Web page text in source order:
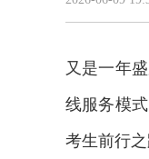
又是一年
线服务模
考生前行